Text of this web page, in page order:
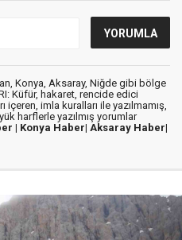
Konya, Aksaray, Niğde gibi bölge
Küfür, hakaret, rencide edici
imla kuralları ile yazılmamış,
harflerle yazılmış yorumlar
| Konya Haber| Aksaray Haber|